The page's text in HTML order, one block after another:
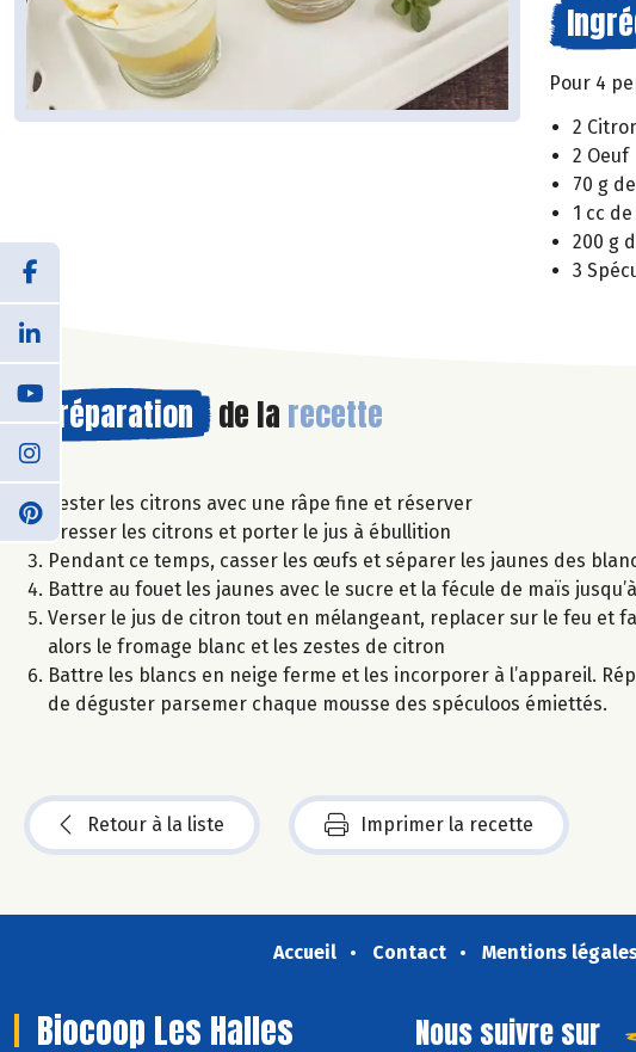
Pour 4
2
2 Oeuf
70 g
1 cc
200 g
3
Préparation de la recette
Zester les citrons avec une râpe fine et réserver
Presser les citrons et porter le jus à ébullition
Pendant ce temps, casser les œufs et séparer les jaunes des
Battre au fouet les jaunes avec le sucre et la fécule de maïs
Verser le jus de citron tout en mélangeant, replacer sur le feu et
alors le fromage blanc et les zestes de citron
Battre les blancs en neige ferme et les incorporer à l’appareil.
de déguster parsemer chaque mousse des spéculoos émiettés.
Retour à la liste Imprimer la recette
Accueil Contact Mentions
Biocoop Les Halles Nous suivre sur